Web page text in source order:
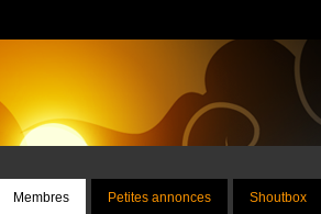
Membres Petites annonces Shoutbox